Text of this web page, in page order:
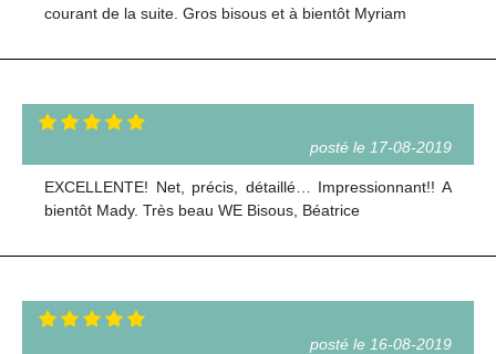
courant de la suite. Gros bisous et à bientôt Myriam
posté le 17-08-2019
EXCELLENTE! Net, précis, détaillé… Impressionnant!! A
bientôt Mady. Très beau WE Bisous, Béatrice
posté le 16-08-2019